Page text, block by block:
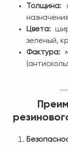
Толщина:
Цвета:
зеленый,
Фактура: